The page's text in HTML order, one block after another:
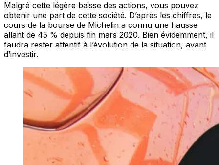
Malgré cette légère baisse des actions, vous pouvez
obtenir une part de cette société. D’après les chiffres, le
cours de la bourse de Michelin a connu une hausse
allant de 45 % depuis fin mars 2020. Bien évidemment, il
faudra rester attentif à l’évolution de la situation, avant
d’investir.